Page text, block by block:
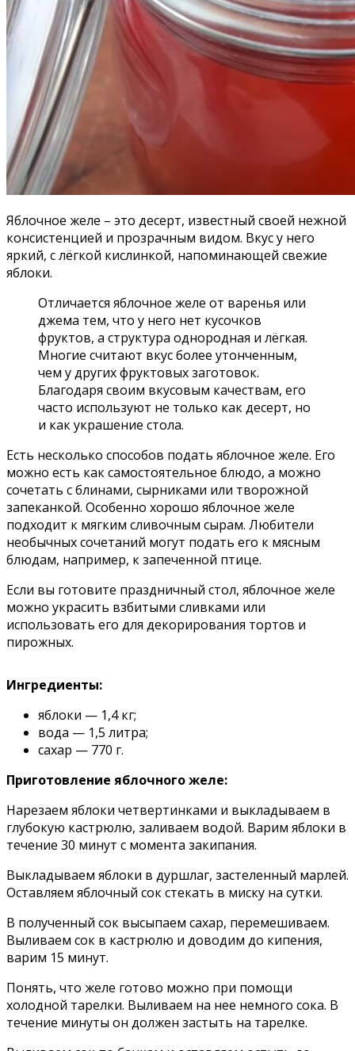
Яблочное желе – это десерт, известный своей нежной
консистенцией и прозрачным видом. Вкус у него
яркий, с лёгкой кислинкой, напоминающей свежие
яблоки.
Отличается яблочное желе от варенья или
джема тем, что у него нет кусочков
фруктов, а структура однородная и лёгкая.
Многие считают вкус более утонченным,
чем у других фруктовых заготовок.
Благодаря своим вкусовым качествам, его
часто используют не только как десерт, но
и как украшение стола.
Есть несколько способов подать яблочное желе. Его
можно есть как самостоятельное блюдо, а можно
сочетать с блинами, сырниками или творожной
запеканкой. Особенно хорошо яблочное желе
подходит к мягким сливочным сырам. Любители
необычных сочетаний могут подать его к мясным
блюдам, например, к запеченной птице.
Если вы готовите праздничный стол, яблочное желе
можно украсить взбитыми сливками или
использовать его для декорирования тортов и
пирожных.
Ингредиенты:
яблоки — 1,4 кг;
вода — 1,5 литра;
сахар — 770 г.
Приготовление яблочного желе:
Нарезаем яблоки четвертинками и выкладываем в
глубокую кастрюлю, заливаем водой. Варим яблоки в
течение 30 минут с момента закипания.
Выкладываем яблоки в дуршлаг, застеленный марлей.
Оставляем яблочный сок стекать в миску на сутки.
В полученный сок высыпаем сахар, перемешиваем.
Выливаем сок в кастрюлю и доводим до кипения,
варим 15 минут.
Понять, что желе готово можно при помощи
холодной тарелки. Выливаем на нее немного сока. В
течение минуты он должен застыть на тарелке.